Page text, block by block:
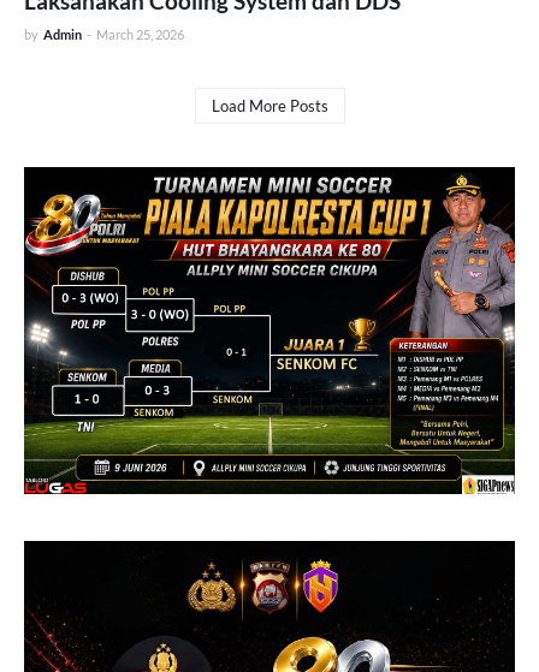
by Admin - March 25, 2026
Load More Posts